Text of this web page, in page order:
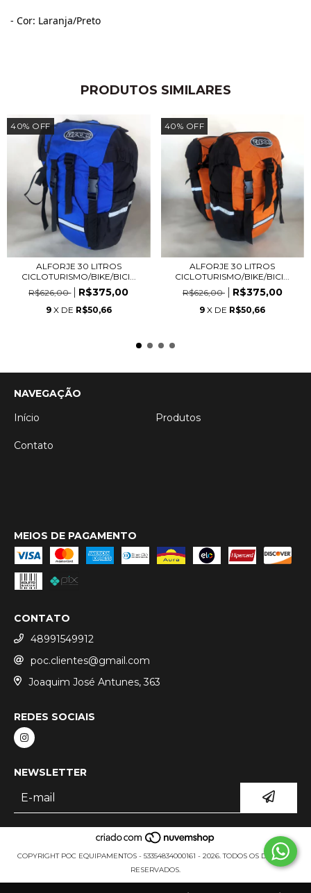
- Cor: Laranja/Preto
PRODUTOS SIMILARES
40% OFF
ALFORJE 30 LITROS
CICLOTURISMO/BIKE/BICI...
R$626,00
R$375,00
9 X DE R$50,66
40% OFF
ALFORJE 30 LITROS
CICLOTURISMO/BIKE/BICI...
R$626,00
R$375,00
9 X DE R$50,66
NAVEGAÇÃO
Início
Produtos
Contato
MEIOS DE PAGAMENTO
CONTATO
48991549912
poc.clientes@gmail.com
Joaquim José Antunes, 363
REDES SOCIAIS
NEWSLETTER
COPYRIGHT POC EQUIPAMENTOS - 53354834000161 - 2026. TODOS OS DIREITOS
RESERVADOS.